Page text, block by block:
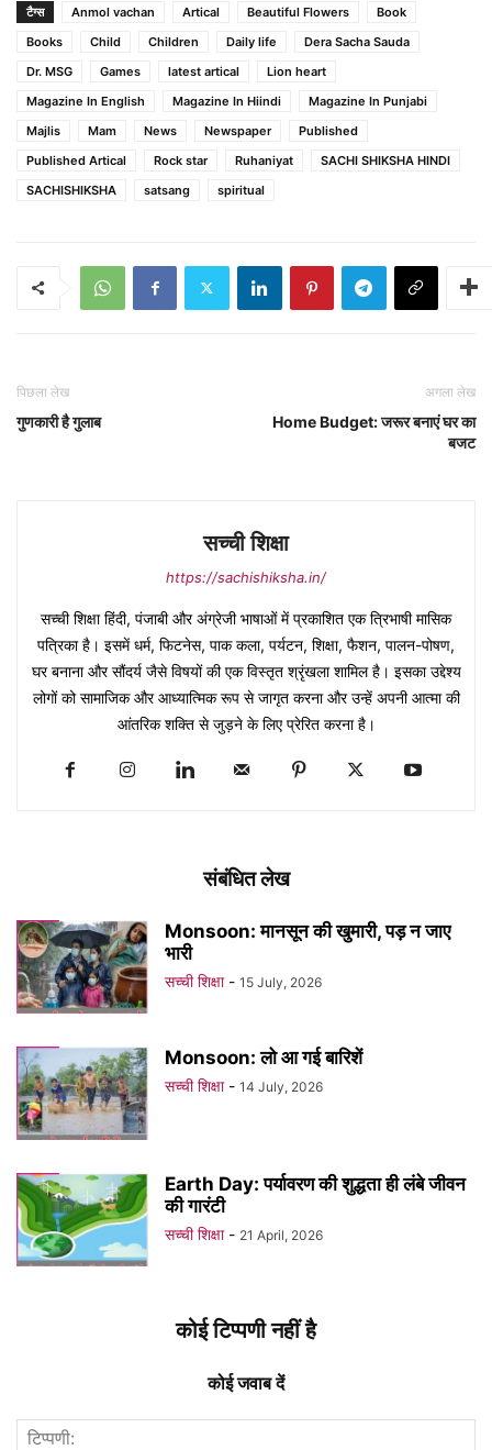
टैग्स Anmol vachan Artical Beautiful Flowers
Book
Books
Child Children Daily life
Dera Sacha Sauda
Dr. MSG
Games latest artical
Lion heart
Magazine In English
Magazine In Hiindi
Magazine In Punjabi
Majlis
Mam News Newspaper
Published
Published Artical
Rock star Ruhaniyat
SACHI SHIKSHA HINDI
SACHISHIKSHA
satsang spiritual
पिछला लेख
गुणकारी है गुलाब
अगला लेख
Home Budget: जरूर बनाएं घर का
बजट
सच्ची शिक्षा
https://sachishiksha.in/
सच्ची शिक्षा हिंदी, पंजाबी और अंग्रेजी भाषाओं में प्रकाशित एक त्रिभाषी मासिक
पत्रिका है। इसमें धर्म, फिटनेस, पाक कला, पर्यटन, शिक्षा, फैशन, पालन-पोषण,
घर बनाना और सौंदर्य जैसे विषयों की एक विस्तृत श्रृंखला शामिल है। इसका उद्देश्य
लोगों को सामाजिक और आध्यात्मिक रूप से जागृत करना और उन्हें अपनी आत्मा की
आंतरिक शक्ति से जुड़ने के लिए प्रेरित करना है।
संबंधित लेख
Monsoon: मानसून की खुमारी, पड़ न जाए
भारी
सच्ची शिक्षा - 15 July, 2026
Monsoon: लो आ गई बारिशें
सच्ची शिक्षा - 14 July, 2026
Earth Day: पर्यावरण की शुद्धता ही लंबे जीवन
की गारंटी
सच्ची शिक्षा - 21 April, 2026
कोई टिप्पणी नहीं है
कोई जवाब दें